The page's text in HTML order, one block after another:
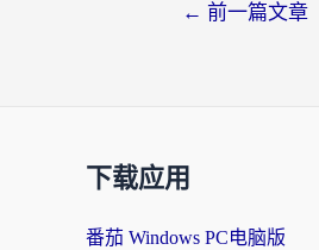
← 前一篇文章
下载应用
番茄 Windows PC电脑版